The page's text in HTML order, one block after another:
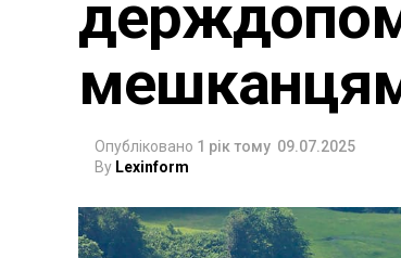
мешканцям
Опубліковано 1 рік тому 09.07.2025
By Lexinform